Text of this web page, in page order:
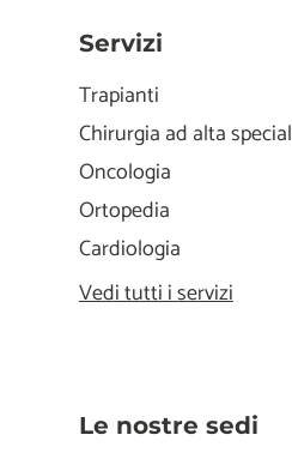
Servizi
Trapianti
Chirurgia ad alta
Oncologia
Ortopedia
Cardiologia
Vedi tutti i servizi
Le nostre sedi